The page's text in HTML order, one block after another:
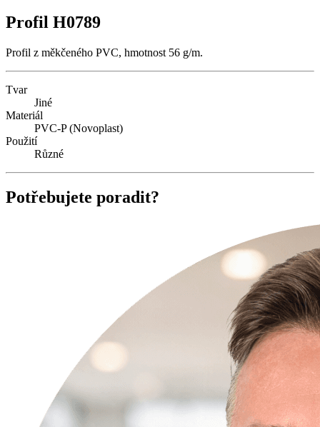
Profil H0789
Profil z měkčeného PVC, hmotnost 56 g/m.
Tvar
Jiné
Materiál
PVC-P (Novoplast)
Použití
Různé
Potřebujete poradit?